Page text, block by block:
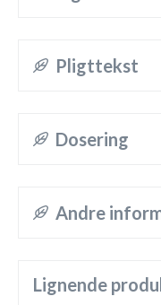
Pligttekst
Dosering
Andre
Lignende